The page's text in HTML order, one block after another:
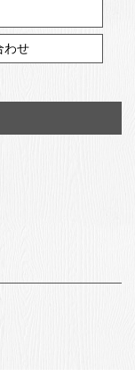
わせ